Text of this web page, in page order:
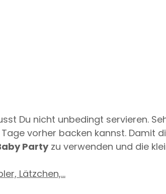
Du nicht unbedingt servieren.
vorher backen kannst. Damit
Partyzu verwenden und die